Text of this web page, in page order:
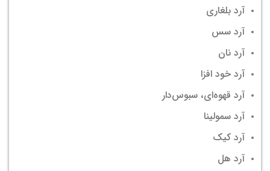
آرد بلغاری
آرد سس
آرد نان
آرد خود افزا
آرد قهوه‌ای، سبوس‌دار
آرد سمولینا
آرد کیک
آرد هل